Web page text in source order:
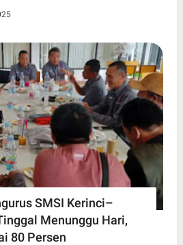
SMSI Kerinci–
Menunggu Hari,
80 Persen